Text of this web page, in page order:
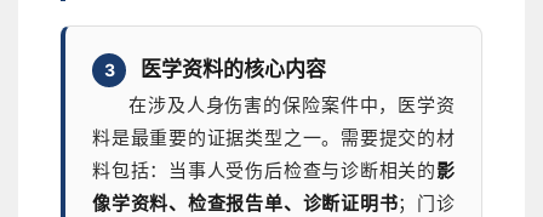
3 医学资料的核心内容
在涉及人身伤害的保险案件中，医学资
料是最重要的证据类型之一。需要提交的材
料包括：当事人受伤后检查与诊断相关的影
像学资料、检查报告单、诊断证明书；门诊